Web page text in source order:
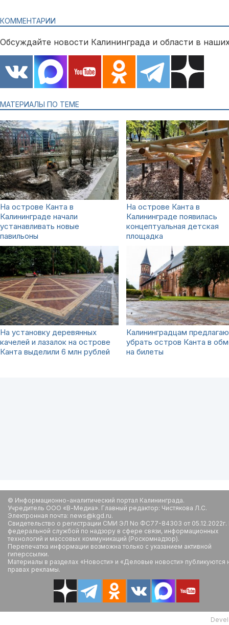
КОММЕНТАРИИ
Обсуждайте новости Калининграда и области в
МАТЕРИАЛЫ ПО ТЕМЕ
На острове Канта в
Калининграде начали
устанавливать новые
павильоны
На острове Канта в
Калининграде появилась
концептуальная детская
площадка
На установку деревянных
качелей и лазалок на острове
Канта выделили 6 млн рублей
Калининградцам
убрать остров Канта в
на билеты
© Информационно-аналитический портал Калининграда.
Учредитель ООО «В-Медиа». Главный редактор: Чистякова Л.С.
Электронная почта: news@kgd.ru.
Свидетельство о регистрации СМИ ЭЛ No ФС77-84303 от
федеральной службой по надзору в сфере связи, информационных
технологий и массовых коммуникаций (Роскомнадзор).
Перепечатка информации возможна только с указанием активной
гиперссылки.
Материалы в разделах «Новости» и «Деловые новости» публикуются
правах рекламы.